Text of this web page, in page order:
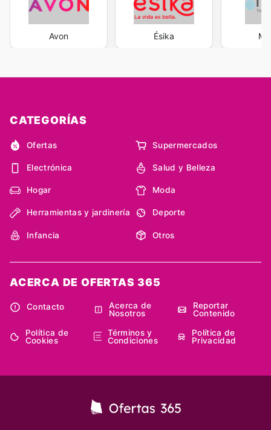
Avon Ésika
CATEGORÍAS
Ofertas Supermercados
Electrónica Salud y Belleza
Hogar Moda
Herramientas y jardinería Deporte
Infancia Otros
ACERCA DE OFERTAS 365
Contacto
Acerca de
Nosotros
Reportar
Contenido
Política de
Cookies
Términos y
Condiciones
Política de
Privacidad